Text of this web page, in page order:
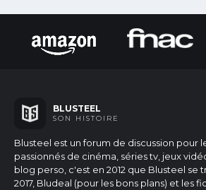
BLUSTEEL
SON HISTOIRE
Blusteel est un forum de discussion pour
passionnés de cinéma, séries tv, jeux
blog perso, c'est en 2012 que Blusteel se
2017, Bludeal (pour les bons plans) et les